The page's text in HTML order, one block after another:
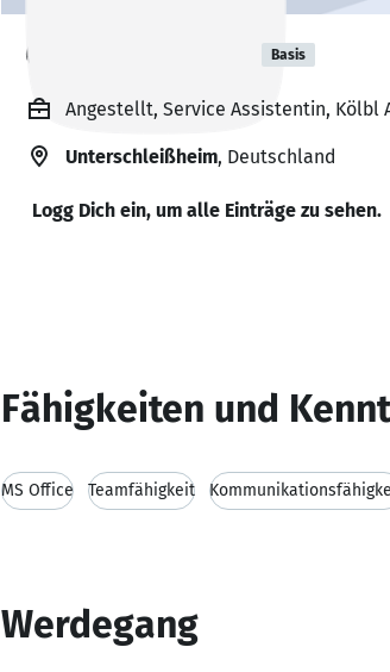
Gisela Gommel Basis
Angestellt, Service Assistentin, Kölbl
Unterschleißheim, Deutschland
Logg Dich ein, um alle Einträge zu sehen.
Fähigkeiten und
MS Office Teamfähigkeit
Werdegang